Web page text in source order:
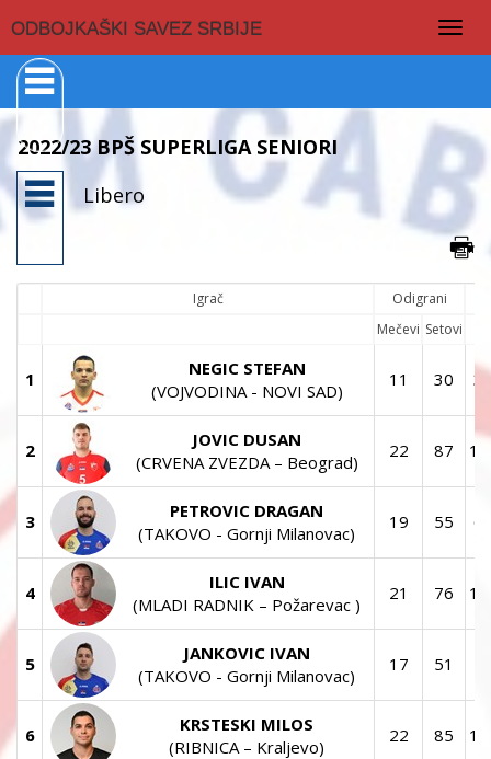
ODBOJKAŠKI SAVEZ SRBIJE
2022/23 BPŠ SUPERLIGA SENIORI
Libero
Igrač
Odigrani
Mečevi Setovi
1
NEGIC STEFAN
(VOJVODINA - NOVI SAD)
11 30
2
JOVIC DUSAN
(CRVENA ZVEZDA – Beograd)
22 87
3
PETROVIC DRAGAN
(TAKOVO - Gornji Milanovac)
19 55
4
ILIC IVAN
(MLADI RADNIK – Požarevac )
21 76
5
JANKOVIC IVAN
(TAKOVO - Gornji Milanovac)
17 51
6
KRSTESKI MILOS
(RIBNICA – Kraljevo)
22 85